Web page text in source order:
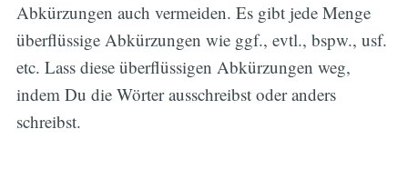
Abkürzungen auch vermeiden. Es gibt jede Menge
überflüssige Abkürzungen wie ggf., evtl., bspw., usf.
etc. Lass diese überflüssigen Abkürzungen weg,
indem Du die Wörter ausschreibst oder anders
schreibst.